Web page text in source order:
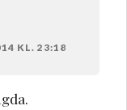
KL. 23:18